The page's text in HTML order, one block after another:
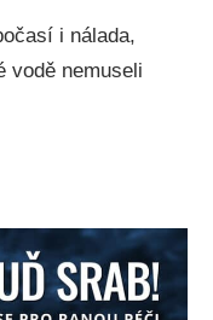
i nálada,
vodě nemuseli